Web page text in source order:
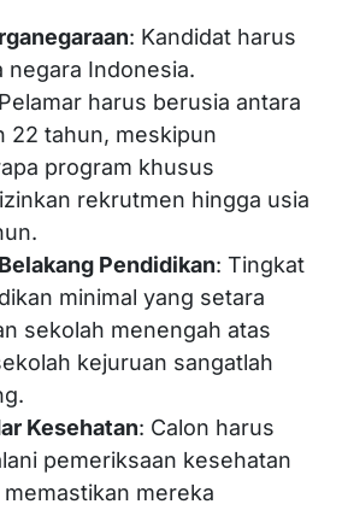
: Kandidat harus
negara Indonesia.
harus berusia antara
22 tahun, meskipun
program khusus
rekrutmen hingga usia
Pendidikan: Tingkat
minimal yang setara
sekolah menengah atas
kejuruan sangatlah
Kesehatan: Calon harus
pemeriksaan kesehatan
mereka